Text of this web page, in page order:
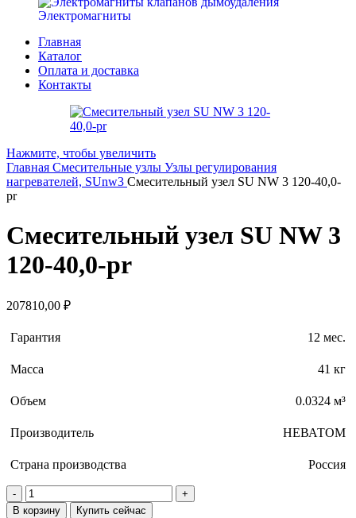
Электромагниты
Главная
Каталог
Оплата и доставка
Контакты
Нажмите, чтобы увеличить
Главная Смесительные узлы Узлы регулирования
нагревателей, SUnw3 Смесительный узел SU NW 3 120-40,0-
pr
Смесительный узел SU NW 3
120-40,0-pr
207810,00 ₽
Гарантия 12 мес.
Масса 41 кг
Объем 0.0324 м³
Производитель НЕВАТОМ
Страна производства Россия
В корзину Купить сейчас